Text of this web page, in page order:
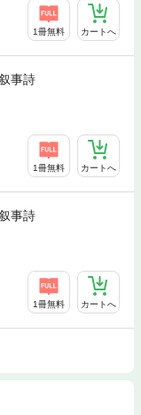
1冊無料 カートへ
事詩
1冊無料 カートへ
事詩
1冊無料 カートへ